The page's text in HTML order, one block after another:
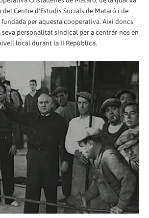
Centre d'Estudis Socials de Mataró i de
per aquesta cooperativa. Així doncs
personalitat sindical per a centrar-nos en
local durant la II República.